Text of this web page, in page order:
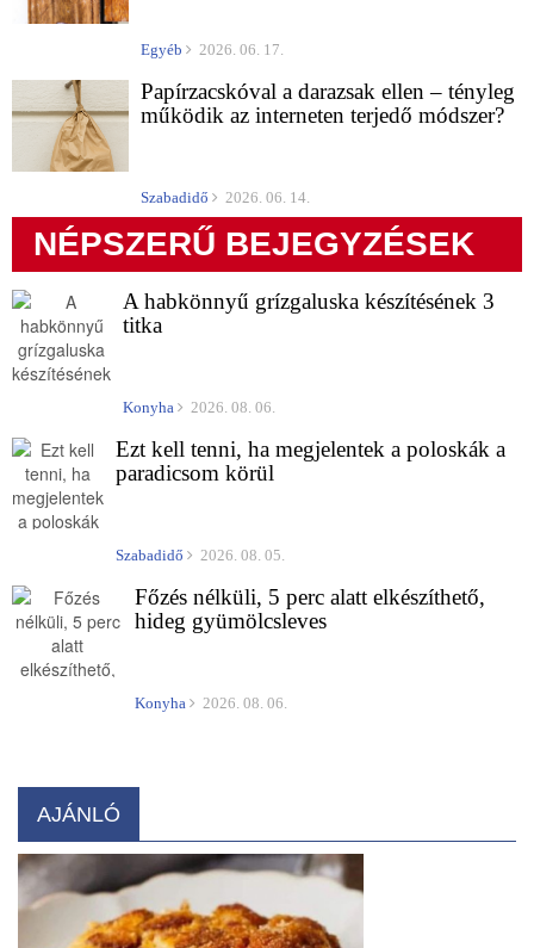
Egyéb 2026. 06. 17.
Papírzacskóval a darazsak ellen – tényleg
működik az interneten terjedő módszer?
Szabadidő 2026. 06. 14.
NÉPSZERŰ BEJEGYZÉSEK
A habkönnyű grízgaluska készítésének 3
titka
Konyha 2026. 08. 06.
Ezt kell tenni, ha megjelentek a poloskák a
paradicsom körül
Szabadidő 2026. 08. 05.
Főzés nélküli, 5 perc alatt elkészíthető,
hideg gyümölcsleves
Konyha 2026. 08. 06.
AJÁNLÓ